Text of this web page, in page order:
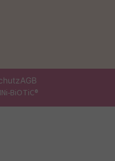
AGB
BiOTiC®